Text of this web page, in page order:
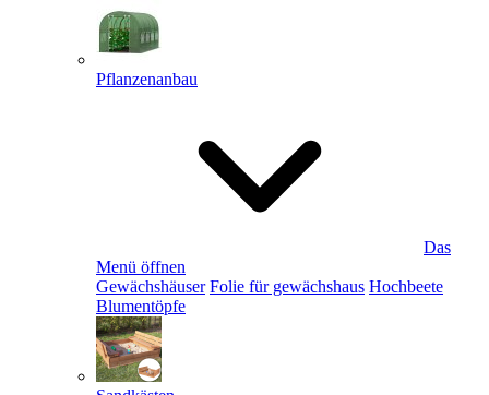
Pflanzenanbau
Das
Menü öffnen
Gewächshäuser Folie für gewächshaus Hochbeete
Blumentöpfe